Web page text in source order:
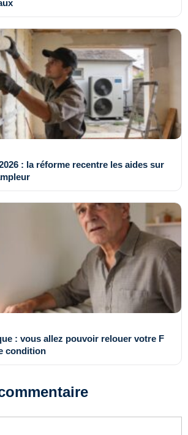
: la réforme recentre les aides sur
: vous allez pouvoir relouer votre F
condition